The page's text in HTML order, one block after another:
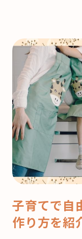
子育てで自
作り方を紹